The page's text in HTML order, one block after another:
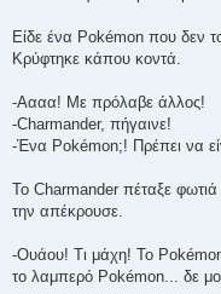
Είδε ένα Pokémon που δεν
Κρύφτηκε κάπου κοντά.
-Αααα! Με πρόλαβε άλλος!
-Charmander, πήγαινε!
-Ένα Pokémon;! Πρέπει να
Το Charmander πέταξε
την απέκρουσε.
-Ουάου! Τι μάχη! Το
το λαμπερό Pokémon... δε